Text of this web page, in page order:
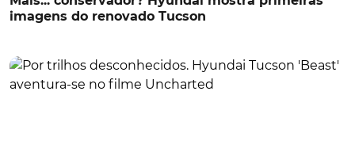
imagens do renovado Tucson